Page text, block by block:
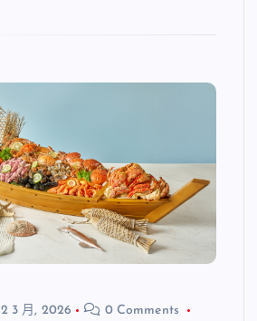
2 3 月, 2026
0 Comments